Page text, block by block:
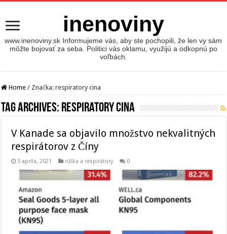
inenoviny
www.inenoviny.sk Informujeme vás, aby ste pochopili, že len vy sám
môžte bojovať za seba. Politici vás oklamu, využijú a odkopnú po
voľbách.
Home / Značka:respiratory cina
Tag Archives: respiratory cina
V Kanade sa objavilo množstvo nekvalitných
respirátorov z Číny
5 apríla, 2021 rúška a respirátory 0